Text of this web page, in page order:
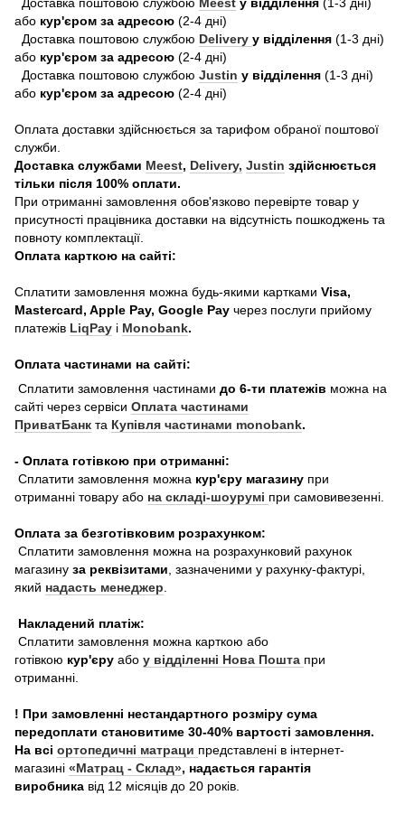
або кур'єром за адресою (2-4 дні)
Доставка поштовою службою Delivery у відділення (1-3 дні)
або кур'єром за адресою (2-4 дні)
Доставка поштовою службою Justin у відділення (1-3 дні)
або кур'єром за адресою (2-4 дні)
Оплата доставки здійснюється за тарифом обраної поштової
служби.
Доставка службами Meest, Delivery, Justin здійснюється
тільки після 100% оплати.
При отриманні замовлення обов'язково перевірте товар у
присутності працівника доставки на відсутність пошкоджень та
повноту комплектації.
Оплата карткою на сайті:
Сплатити замовлення можна будь-якими картками Visa,
Mastercard, Apple Pay, Google Pay через послуги прийому
платежів LiqPay і Monobank.
Оплата частинами на сайті:
Сплатити замовлення частинами до 6-ти платежів можна на
сайті через сервіси Оплата частинами
ПриватБанк та Купівля частинами monobank.
- Оплата готівкою при отриманні:
Сплатити замовлення можна кур'єру магазину при
отриманні товару або на складі-шоурумі при самовивезенні.
Оплата за безготівковим розрахунком:
Сплатити замовлення можна на розрахунковий рахунок
магазину за реквізитами , зазначеними у рахунку-фактурі,
який надасть менеджер
Накладений платіж:
Сплатити замовлення можна карткою або
готівкою кур'єру або у відділенні Нова Пошта при
отриманні.
! При замовленні нестандартного розміру сума
передоплати становитиме 30-40% вартості замовлення.
На всі ортопедичні матраци представлені в інтернет-
магазині «Матрац - Склад», надається гарантія
виробника від 12 місяців до 20 років.